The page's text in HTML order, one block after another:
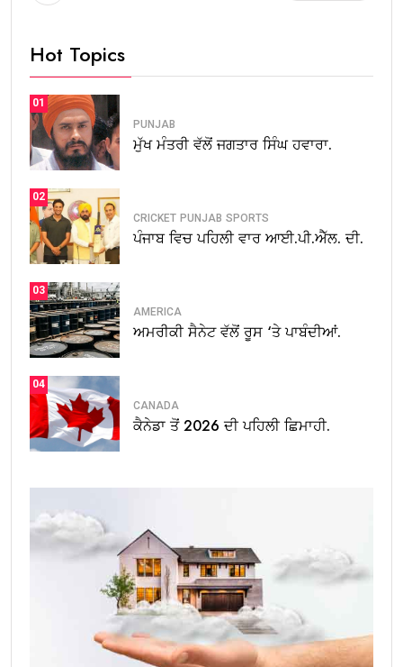
Hot Topics
01
PUNJAB
ਮੁੱਖ ਮੰਤਰੀ ਵੱਲੋਂ ਜਗਤਾਰ ਸਿੰਘ ਹਵਾਰਾ.
02
CRICKET PUNJAB SPORTS
ਪੰਜਾਬ ਵਿਚ ਪਹਿਲੀ ਵਾਰ ਆਈ.ਪੀ.ਐੱਲ. ਦੀ.
03
AMERICA
ਅਮਰੀਕੀ ਸੈਨੇਟ ਵੱਲੋਂ ਰੂਸ ‘ਤੇ ਪਾਬੰਦੀਆਂ.
04
CANADA
ਕੈਨੇਡਾ ਤੋਂ 2026 ਦੀ ਪਹਿਲੀ ਛਿਮਾਹੀ.